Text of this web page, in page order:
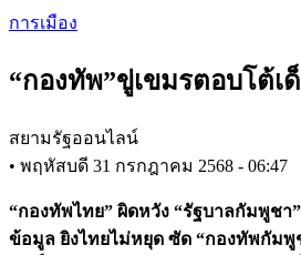
Skip
content
การเมือง
“กองทัพ”ขู่เขมรตอบโต้เ
สยามรัฐออนไลน์
• พฤหัสบดี 31 กรกฎาคม 2568 - 06:47
“กองทัพไทย” ผิดหวัง “รัฐบาลกัมพูชา
ข้อมูล ยิงไทยไม่หยุด ซัด “กองทัพกัมพู